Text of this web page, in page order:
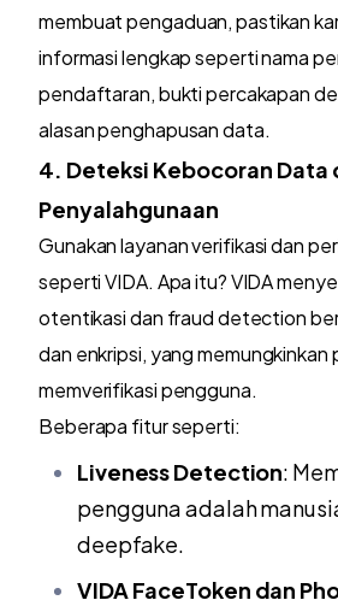
membuat pengaduan, pastikan
informasi lengkap seperti nama
pendaftaran, bukti percakapan
alasan penghapusan data.
4. Deteksi Kebocoran Data
Penyalahgunaan
Gunakan layanan verifikasi dan
seperti VIDA. Apa itu? VIDA
otentikasi dan fraud detection
dan enkripsi, yang memungkinkan
memverifikasi pengguna.
Beberapa fitur seperti:
Liveness Detection:
pengguna adalah
deepfake.
VIDA FaceToken dan